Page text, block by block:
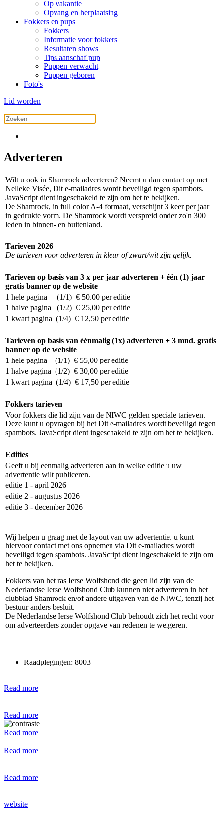
Op vakantie
Opvang en herplaatsing
Fokkers en pups
Fokkers
Informatie voor fokkers
Resultaten shows
Tips aanschaf pup
Puppen verwacht
Puppen geboren
Foto's
Lid worden
Adverteren
Wilt u ook in Shamrock adverteren? Neemt u dan contact op met
Nelleke Visée, Dit e-mailadres wordt beveiligd tegen spambots.
JavaScript dient ingeschakeld te zijn om het te bekijken.
De Shamrock, in full color A-4 formaat, verschijnt 3 keer per jaar
in gedrukte vorm. De Shamrock wordt verspreid onder zo'n 300
leden in binnen- en buitenland.
Tarieven 2026
De tarieven voor adverteren in kleur of zwart/wit zijn gelijk.
Tarieven op basis van 3 x per jaar adverteren + één (1) jaar
gratis banner op de website
1 hele pagina (1/1) € 50,00 per editie
1 halve pagina (1/2) € 25,00 per editie
1 kwart pagina (1/4) € 12,50 per editie
Tarieven op basis van éénmalig (1x) adverteren + 3 mnd. gratis
banner op de website
1 hele pagina (1/1) € 55,00 per editie
1 halve pagina (1/2) € 30,00 per editie
1 kwart pagina (1/4) € 17,50 per editie
Fokkers tarieven
Voor fokkers die lid zijn van de NIWC gelden speciale tarieven.
Deze kunt u opvragen bij het Dit e-mailadres wordt beveiligd tegen
spambots. JavaScript dient ingeschakeld te zijn om het te bekijken.
Edities
Geeft u bij eenmalig adverteren aan in welke editie u uw
advertentie wilt publiceren.
editie 1 - april 2026
editie 2 - augustus 2026
editie 3 - december 2026
Wij helpen u graag met de layout van uw advertentie, u kunt
hiervoor contact met ons opnemen via Dit e-mailadres wordt
beveiligd tegen spambots. JavaScript dient ingeschakeld te zijn om
het te bekijken.
Fokkers van het ras Ierse Wolfshond die geen lid zijn van de
Nederlandse Ierse Wolfshond Club kunnen niet adverteren in het
clubblad Shamrock en/of andere uitgaven van de NIWC, tenzij het
bestuur anders besluit.
De Nederlandse Ierse Wolfshond Club behoudt zich het recht voor
om adverteerders zonder opgave van redenen te weigeren.
Raadplegingen: 8003
Read more
Read more
Read more
Read more
Read more
website